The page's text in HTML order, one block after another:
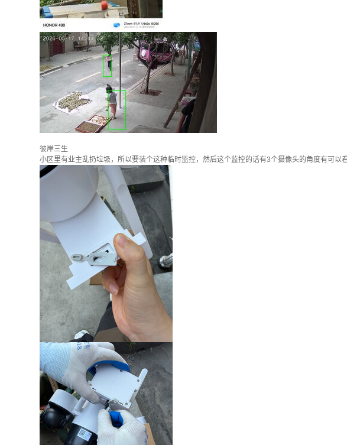
彼岸三生
小区里有业主乱扔垃圾，所以要装个这种临时监控，然后这个监控的话有3个摄像头的角度有可